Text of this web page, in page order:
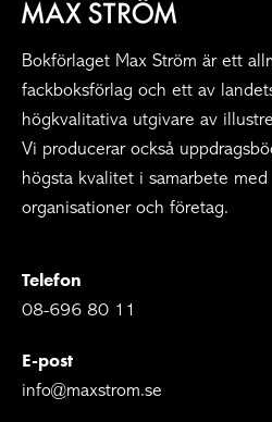
Bokförlaget Max Ström är ett
fackboksförlag och ett av
högkvalitativa utgivare av
Vi producerar också
högsta kvalitet i samarbete med
organisationer och företag.
Telefon
08-696 80 11
E-post
info@maxstrom.se